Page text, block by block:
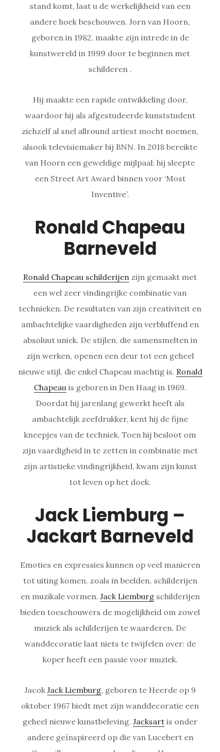
stand komt, laat u de werkelijkheid van een
andere hoek beschouwen. Jorn van Hoorn,
geboren in 1982, maakte zijn intrede in de
kunstwereld in 1999 door te beginnen met
schilderen .
Hij maakte een rapide ontwikkeling door,
waardoor hij als afgestudeerde kunststudent
zichzelf al snel allround artiest mocht noemen,
alsook televisiemaker bij BNN. In 2018 bereikte
van Hoorn een geweldige mijlpaal: hij sleepte
een Street Art Award binnen voor ‘Most
Inventive’.
Ronald Chapeau
Barneveld
Ronald Chapeau schilderijen zijn gemaakt met
een wel zeer vindingrijke combinatie van
technieken. De resultaten van zijn creativiteit en
ambachtelijke vaardigheden zijn verbluffend en
absoluut uniek. De stijlen, die samensmelten in
zijn werken, openen een deur tot een geheel
nieuwe stijl, die enkel Chapeau machtig is. Ronald
Chapeau is geboren in Den Haag in 1969.
Doordat hij jarenlang gewerkt heeft als
ambachtelijk zeefdrukker, kent hij de fijne
kneepjes van de techniek. Toen hij besloot om
zijn vaardigheid in te zetten in combinatie met
zijn artistieke vindingrijkheid, kwam zijn kunst
tot leven op het doek.
Jack Liemburg –
Jackart Barneveld
Emoties en expressies kunnen op veel manieren
tot uiting komen, zoals in beelden, schilderijen
en muzikale vormen. Jack Liemburgschilderijen
bieden toeschouwers de mogelijkheid om zowel
muziek als schilderijen te waarderen. De
wanddecoratie laat niets te twijfelen over: de
koper heeft een passie voor muziek.
Jacok Jack Liemburg, geboren te Heerde op 9
oktober 1967 biedt met zijn wanddecoratie een
geheel nieuwe kunstbeleving. Jacksart is onder
andere geïnspireerd op die van Lucebert en